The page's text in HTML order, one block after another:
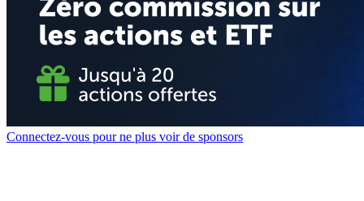
Connectez-vous pour ne plus voir de sponsors